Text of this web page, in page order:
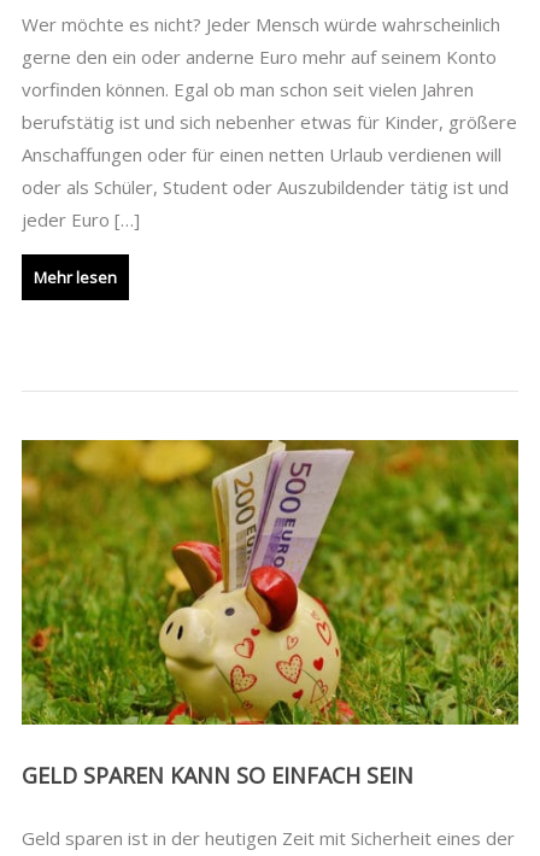
Wer möchte es nicht? Jeder Mensch würde wahrscheinlich
gerne den ein oder anderne Euro mehr auf seinem Konto
vorfinden können. Egal ob man schon seit vielen Jahren
berufstätig ist und sich nebenher etwas für Kinder, größere
Anschaffungen oder für einen netten Urlaub verdienen will
oder als Schüler, Student oder Auszubildender tätig ist und
jeder Euro […]
Mehr lesen
GELD SPAREN KANN SO EINFACH SEIN
Geld sparen ist in der heutigen Zeit mit Sicherheit eines der